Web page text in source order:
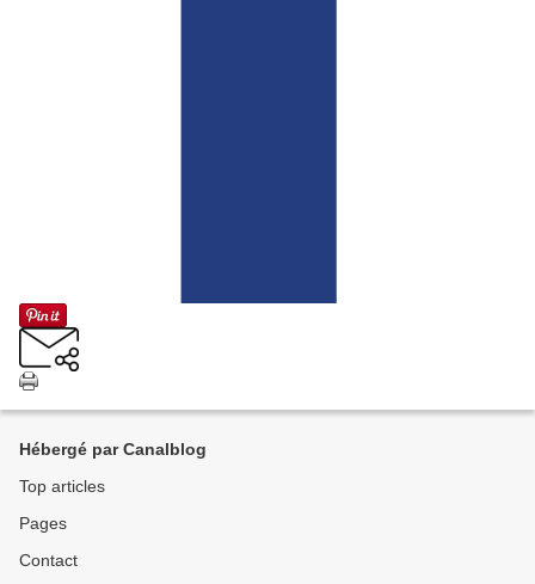
Hébergé par Canalblog
Top articles
Pages
Contact